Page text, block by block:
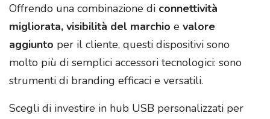
Offrendo una combinazione di connettività
migliorata, visibilità del marchio e valore
aggiunto per il cliente, questi dispositivi sono
molto più di semplici accessori tecnologici: sono
strumenti di branding efficaci e versatili.
Scegli di investire in hub USB personalizzati per